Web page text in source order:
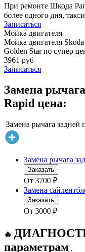
При ремонте Шкода
более одного дня,
Записаться
Мойка двигателя
Мойка двигателя
Golden Star по супер
3961 руб
Записаться
Замена
Rapid цена:
Замена рычага задней
Замена рычага
Заказать
От 3700 ₽
Замена
Заказать
От 3000 ₽
🔥
параметрам .